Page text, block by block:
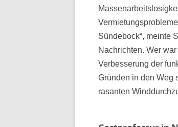
Sündebock“, meinte
Nachrichten. Wer
Verbesserung der
Gründen in den Weg
rasanten